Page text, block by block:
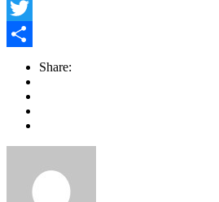
Facebook
Twitter
Μοιραστείτε
Share: